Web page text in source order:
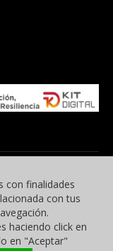
derechos reservados.
con finalidades
con tus
haciendo click en
en "Aceptar"